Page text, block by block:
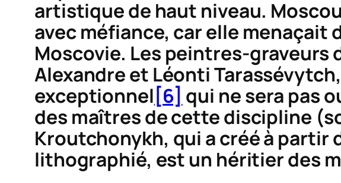
artistique de haut niveau.
avec méfiance, car elle menaçait
Moscovie. Les peintres-graveurs
Alexandre et Léonti
exceptionnel [6] qui ne sera pas
des maîtres de cette discipline
Kroutchonykh, qui a créé à
lithographié, est un héritier des